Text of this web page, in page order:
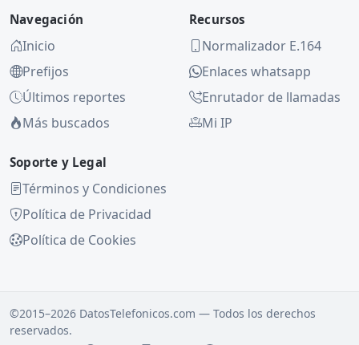
Navegación
Inicio
Prefijos
Últimos reportes
Más buscados
Recursos
Normalizador E.164
Enlaces whatsapp
Enrutador de llamadas
Mi IP
Soporte y Legal
Términos y Condiciones
Política de Privacidad
Política de Cookies
©2015–2026 DatosTelefonicos.com — Todos los derechos
reservados.